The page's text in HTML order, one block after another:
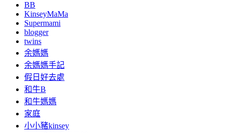
BB
KinseyMaMa
Supermami
blogger
twins
余媽媽
余媽媽手記
假日好去處
和牛B
和牛媽媽
家庭
小小豬kinsey